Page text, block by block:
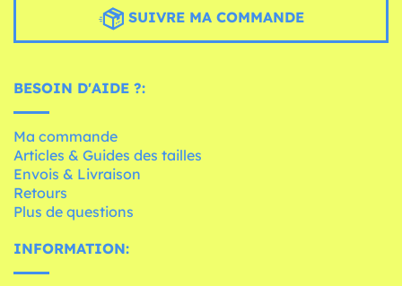
SUIVRE MA COMMANDE
BESOIN D'AIDE ?:
Ma commande
Articles & Guides des tailles
Envois & Livraison
Retours
Plus de questions
INFORMATION: